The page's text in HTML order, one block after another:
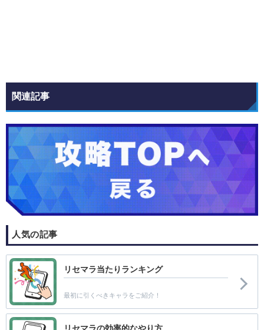
関連記事
人気の記事
リセマラ当たりランキング
最初に引くべきキャラをご紹介！